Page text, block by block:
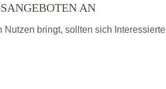
AN
bringt, sollten sich Interessierte